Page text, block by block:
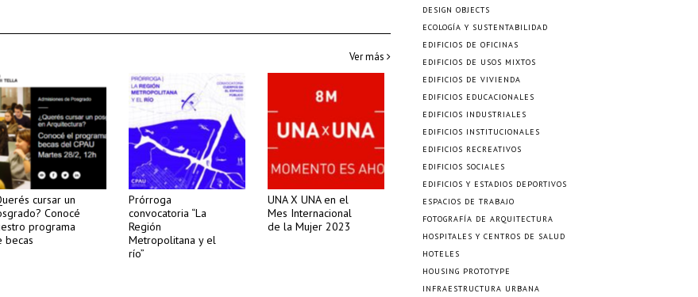
Ver más
cursar un
Conocé
programa
becas
Prórroga
convocatoria “La
Región
Metropolitana y el
río”
UNA X UNA en el
Mes Internacional
de la Mujer 2023
DESIGN OBJECTS
ECOLOGÍA Y SUSTENTABILIDAD
EDIFICIOS DE OFICINAS
EDIFICIOS DE USOS MIXTOS
EDIFICIOS DE VIVIENDA
EDIFICIOS EDUCACIONALES
EDIFICIOS INDUSTRIALES
EDIFICIOS INSTITUCIONALES
EDIFICIOS RECREATIVOS
EDIFICIOS SOCIALES
EDIFICIOS Y ESTADIOS DEPORTIVOS
ESPACIOS DE TRABAJO
FOTOGRAFÍA DE ARQUITECTURA
HOSPITALES Y CENTROS DE SALUD
HOTELES
HOUSING PROTOTYPE
INFRAESTRUCTURA URBANA